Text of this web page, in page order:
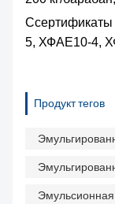
Ссертификаты
5, ХФАЕ10-4,
Продукт тегов